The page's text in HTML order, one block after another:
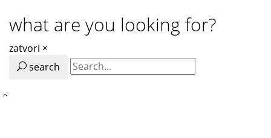
what are you looking for?
zatvori
search